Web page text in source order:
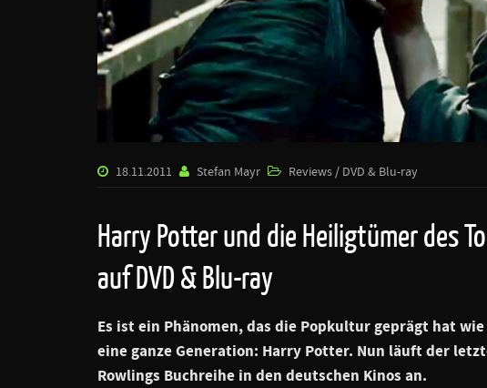
18.11.2011 Stefan Mayr Reviews / DVD & Blu-ray
Harry Potter und die Heiligtümer des
auf DVD & Blu-ray
Es ist ein Phänomen, das die Popkultur geprägt hat
eine ganze Generation: Harry Potter. Nun läuft der
Rowlings Buchreihe in den deutschen Kinos an.